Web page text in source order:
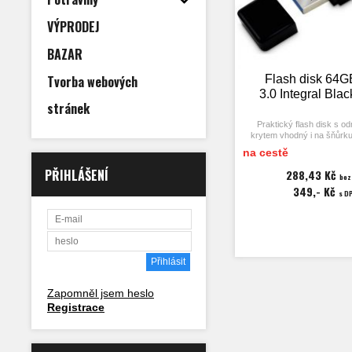
VÝPRODEJ
BAZAR
Tvorba webových
stránek
PŘIHLÁŠENÍ
Zapomněl jsem heslo
Registrace
Flash disk
3.0 Integral
Praktický flash disk s
krytem vhodný i na
Rozměry 54x18x8 mm,
na cestě
288,43 Kč bez
349,- Kč s